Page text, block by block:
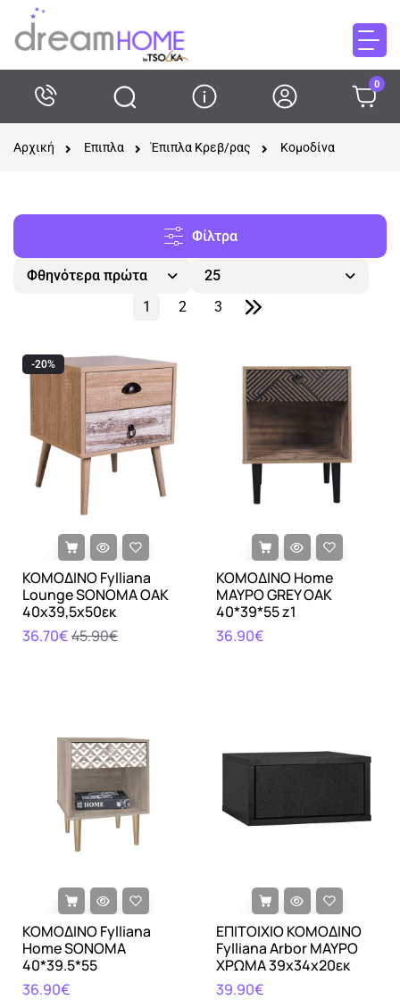
0
Αρχική Επιπλα Έπιπλα Κρεβ/ρας Κομοδίνα
Φίλτρα
Φθηνότερα πρώτα
25
1
2 3
ΚΟΜΟΔΙΝΟ Fylliana
Lounge SONOMA OAK
40x39,5x50εκ
36.70€45.90€
-20%
ΚΟΜΟΔΙΝΟ Home
ΜΑΥΡΟ GREY OAK
40*39*55 z1
36.90€
ΚΟΜΟΔΙΝΟ Fylliana
Home SONOMA
40*39.5*55
36.90€
ΕΠΙΤΟΙΧΙΟ ΚΟΜΟΔΙΝΟ
Fylliana Arbor ΜΑΥΡΟ
ΧΡΩΜΑ 39x34x20εκ
39.90€